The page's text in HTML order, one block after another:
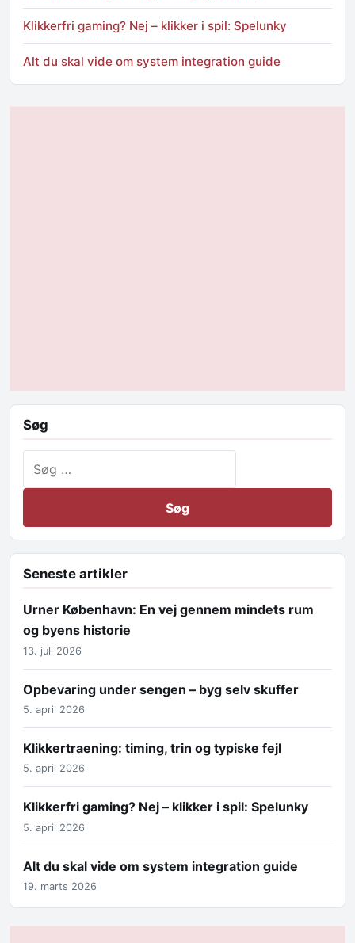
Klikkerfri gaming? Nej – klikker i spil: Spelunky
Alt du skal vide om system integration guide
Søg
Seneste artikler
Urner København: En vej gennem mindets rum
og byens historie
13. juli 2026
Opbevaring under sengen – byg selv skuffer
5. april 2026
Klikkertraening: timing, trin og typiske fejl
5. april 2026
Klikkerfri gaming? Nej – klikker i spil: Spelunky
5. april 2026
Alt du skal vide om system integration guide
19. marts 2026